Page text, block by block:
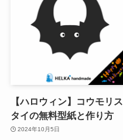
【ハロウィン】コウモリス
タイの無料型紙と作り方
2024年10月5日